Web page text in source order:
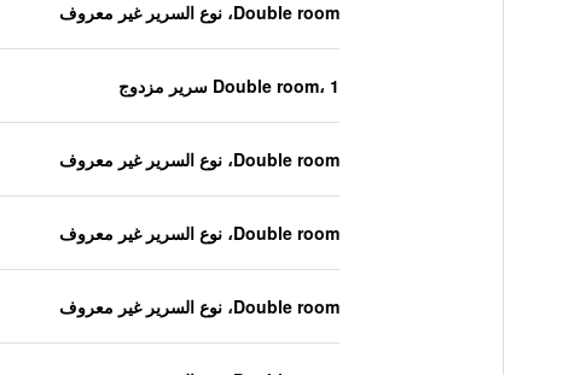
Double room، نوع السرير غير معروف
Double room، 1 سرير مزدوج
Double room، نوع السرير غير معروف
Double room، نوع السرير غير معروف
Double room، نوع السرير غير معروف